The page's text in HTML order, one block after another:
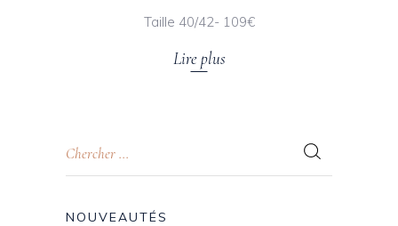
Taille 40/42- 109€
Lire plus
NOUVEAUTÉS